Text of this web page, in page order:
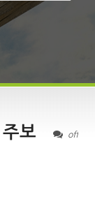
off
보